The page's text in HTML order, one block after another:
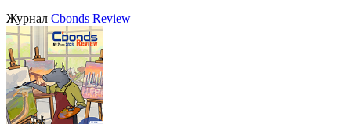
Журнал Cbonds Review